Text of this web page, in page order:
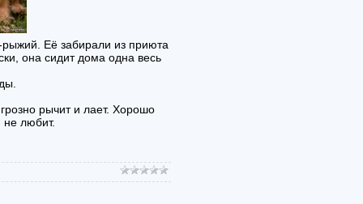
рыжий. Её забирали из приюта
она сидит дома одна весь
рычит и лает. Хорошо
не любит.